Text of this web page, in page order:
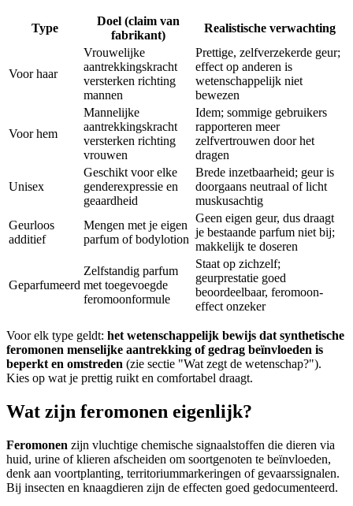
Type
Doel (claim van
fabrikant)
Realistische verwachting
Voor haar
Vrouwelijke
aantrekkingskracht
versterken richting
mannen
Prettige, zelfverzekerde geur;
effect op anderen is
wetenschappelijk niet
bewezen
Voor hem
Mannelijke
aantrekkingskracht
versterken richting
vrouwen
Idem; sommige gebruikers
rapporteren meer
zelfvertrouwen door het
dragen
Unisex
Geschikt voor elke
genderexpressie en
geaardheid
Brede inzetbaarheid; geur is
doorgaans neutraal of licht
muskusachtig
Geurloos
additief
Mengen met je eigen
parfum of bodylotion
Geen eigen geur, dus draagt
je bestaande parfum niet bij;
makkelijk te doseren
Geparfumeerd
Zelfstandig parfum
met toegevoegde
feromoonformule
Staat op zichzelf;
geurprestatie goed
beoordeelbaar, feromoon-
effect onzeker
Voor elk type geldt: het wetenschappelijk bewijs dat synthetische
feromonen menselijke aantrekking of gedrag beïnvloeden is
beperkt en omstreden (zie sectie "Wat zegt de wetenschap?").
Kies op wat je prettig ruikt en comfortabel draagt.
Wat zijn feromonen eigenlijk?
Feromonen zijn vluchtige chemische signaalstoffen die dieren via
huid, urine of klieren afscheiden om soortgenoten te beïnvloeden,
denk aan voortplanting, territoriummarkeringen of gevaarssignalen.
Bij insecten en knaagdieren zijn de effecten goed gedocumenteerd.